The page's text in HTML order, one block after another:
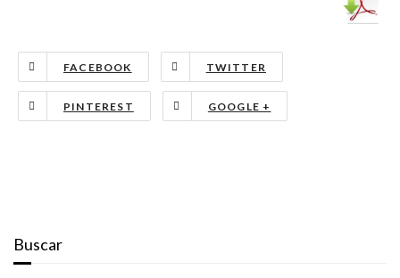
FACEBOOK TWITTER
PINTEREST GOOGLE +
Buscar